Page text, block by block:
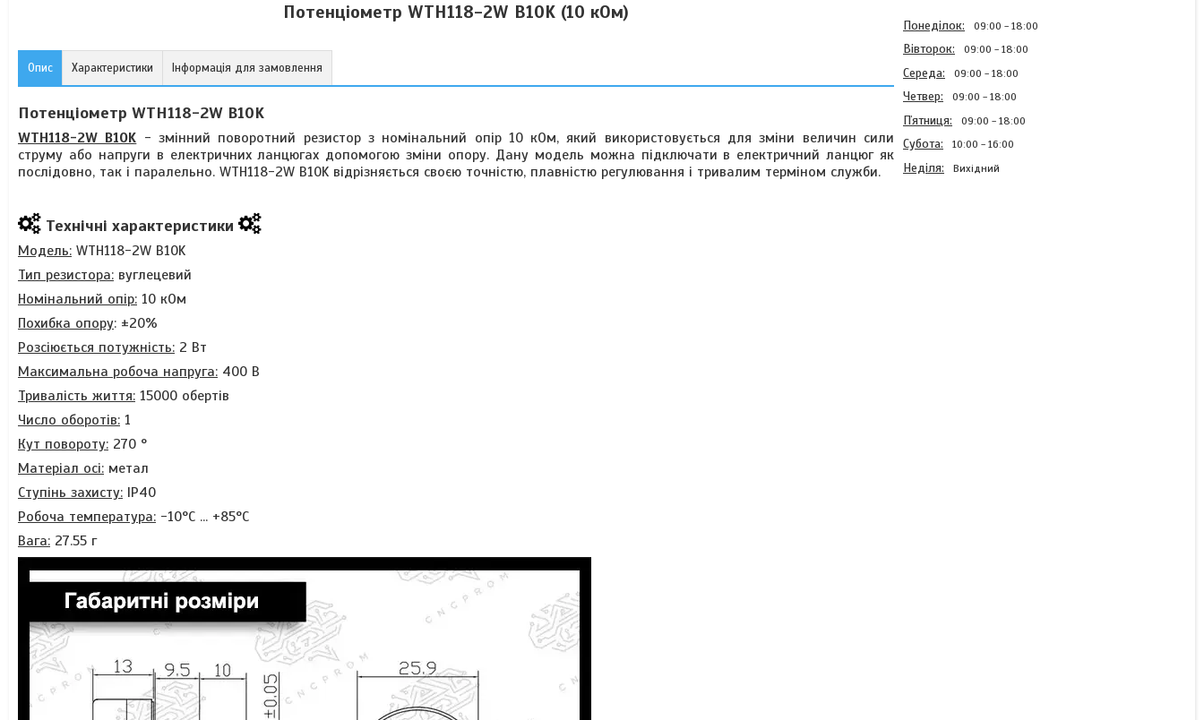
Потенціометр WTH118-2W B10K (10 кОм)
Опис Характеристики Інформація для замовлення
Потенціометр WTH118-2W B10K
WTH118-2W B10K - змінний поворотний резистор з номінальний опір 10 кОм, який використовується для зміни величин сили
струму або напруги в електричних ланцюгах допомогою зміни опору. Дану модель можна підключати в електричний ланцюг як
послідовно, так і паралельно. WTH118-2W B10K відрізняється своєю точністю, плавністю регулювання і тривалим терміном служби.
Технічні характеристики
Модель: WTH118-2W B10K
Тип резистора: вуглецевий
Номінальний опір: 10 кОм
Похибка опору: ±20%
Розсіюється потужність: 2 Вт
Максимальна робоча напруга: 400 В
Тривалість життя: 15000 обертів
Число оборотів: 1
Кут повороту: 270 °
Матеріал осі: метал
Ступінь захисту: IP40
Робоча температура: -10°C ... +85°C
Вага: 27.55 г
Понеділок 09:00 18:00
Вівторок 09:00 18:00
Середа 09:00 18:00
Четвер 09:00 18:00
Пʼятниця 09:00 18:00
Субота 10:00 16:00
Неділя Вихідний